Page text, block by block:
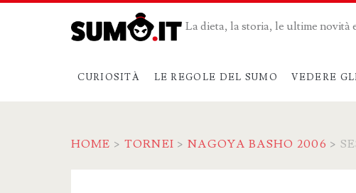
La dieta, la storia, le ultime novità
CURIOSITÀ LE REGOLE DEL SUMO VEDERE
HOME > TORNEI >NAGOYA BASHO 2006 >